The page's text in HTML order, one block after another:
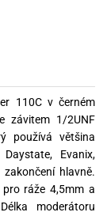
110C v černém
závitem 1/2UNF
používá většina
Evanix,
hlavně.
ráže 4,5mm a
moderátoru